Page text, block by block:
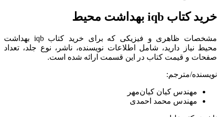
خرید کتاب iqb بهداشت محیط
مشخصات ظاهری و فیزیکی که برای خرید کتاب iqb بهداشت
محیط نیاز دارید، شامل اطلاعات نویسنده، ناشر، نوع جلد، تعداد
صفحات و قیمت کتاب در این قسمت ارائه شده است.
نویسنده/مترجم:
مهندس کیان کیان‌مهر
مهندس محمد احمدی